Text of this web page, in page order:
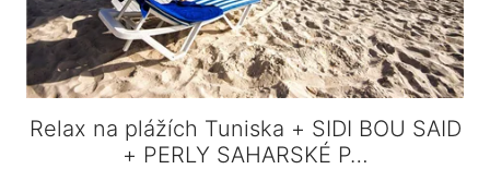
Relax na plážích Tuniska + SIDI BOU SAID
+ PERLY SAHARSKÉ P…